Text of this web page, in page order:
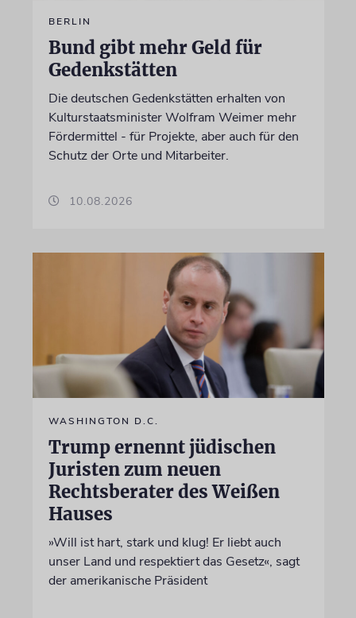
BERLIN
Bund gibt mehr Geld für
Gedenkstätten
Die deutschen Gedenkstätten erhalten von
Kulturstaatsminister Wolfram Weimer mehr
Fördermittel - für Projekte, aber auch für den
Schutz der Orte und Mitarbeiter.
10.08.2026
WASHINGTON D.C.
Trump ernennt jüdischen
Juristen zum neuen
Rechtsberater des Weißen
Hauses
»Will ist hart, stark und klug! Er liebt auch
unser Land und respektiert das Gesetz«, sagt
der amerikanische Präsident